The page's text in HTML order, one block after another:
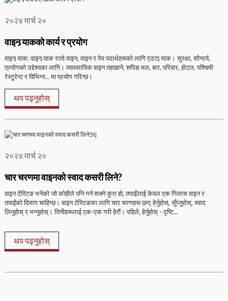
२०२४ मार्च २०
वाइन र्‍याकको कार्य र प्रयोग
वाइन र्‍याक: वाइन र्‍याक रातो वाइन, वाइन र पेय पदार्थहरूको लागि एउटा र्‍याक। सुरक्षा, सौन्दर्य,
प्रयोगको उद्देश्यका लागि। व्यावसायिक वाइन तहखाने, शपिङ मल, बार, परिवार, होटल, पश्चिमी
रेस्टुरेन्ट र विभिन्न... मा प्रयोग गरिन्छ।
थप पढ्नुहोस्
२०२४ मार्च २०
चार चरणमा वाइनको स्वाद कसरी लिने?
वाइन टेस्टिङ भनेको जो कोहीले पनि गर्न सक्ने कुरा हो, तपाईंलाई केवल एक गिलास वाइन र
तपाईंको दिमाग चाहिन्छ। वाइन टेस्टिङका ​​लागि चार चरणहरू छन्: हेर्नुहोस्, सुँघ्नुहोस्, स्वाद
लिनुहोस् र भन्नुहोस्। तिनीहरूलाई एक-एक गरी हेरौं। पहिले, हेर्नुहोस् - दृष्टि...
थप पढ्नुहोस्